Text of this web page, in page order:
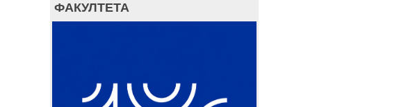
ФАКУЛТЕТА